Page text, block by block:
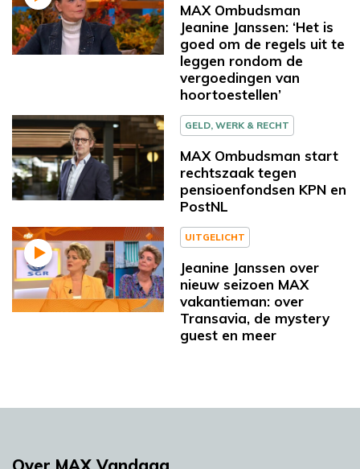
MAX Ombudsman
Jeanine Janssen: ‘Het is
goed om de regels uit te
leggen rondom de
vergoedingen van
hoortoestellen’
GELD, WERK & RECHT
MAX Ombudsman start
rechtszaak tegen
pensioenfondsen KPN en
PostNL
UITGELICHT
Jeanine Janssen over
nieuw seizoen MAX
vakantieman: over
Transavia, de mystery
guest en meer